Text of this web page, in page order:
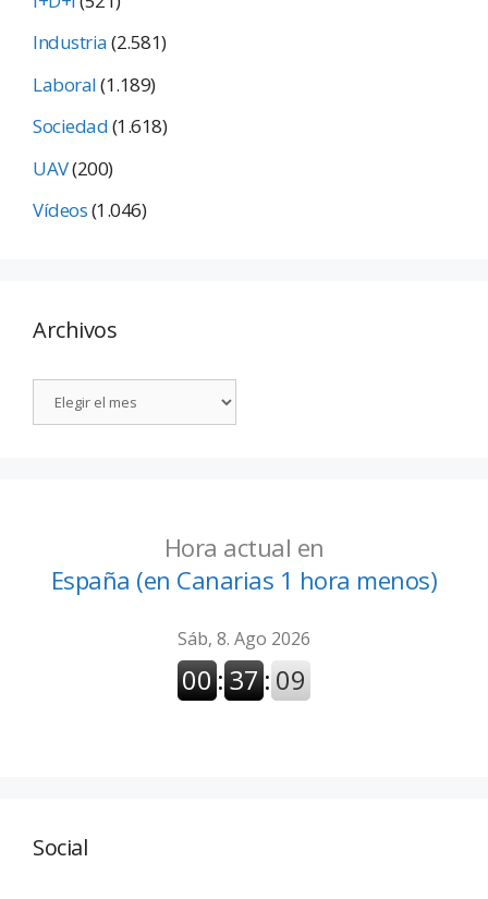
Industria(2.581)
Laboral(1.189)
Sociedad(1.618)
UAV(200)
Vídeos(1.046)
Archivos
Hora actual en
España (en Canarias 1 hora menos)
Social